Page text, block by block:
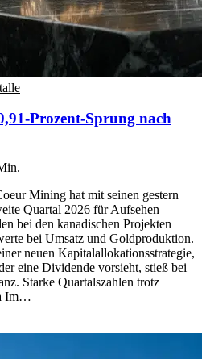
Prozent-Sprung nach
Mining hat mit seinen gestern
Quartal 2026 für Aufsehen
bei den kanadischen Projekten
bei Umsatz und Goldproduktion.
neuen Kapitalallokationsstrategie,
eine Dividende vorsieht, stieß bei
Starke Quartalszahlen trotz
Im…